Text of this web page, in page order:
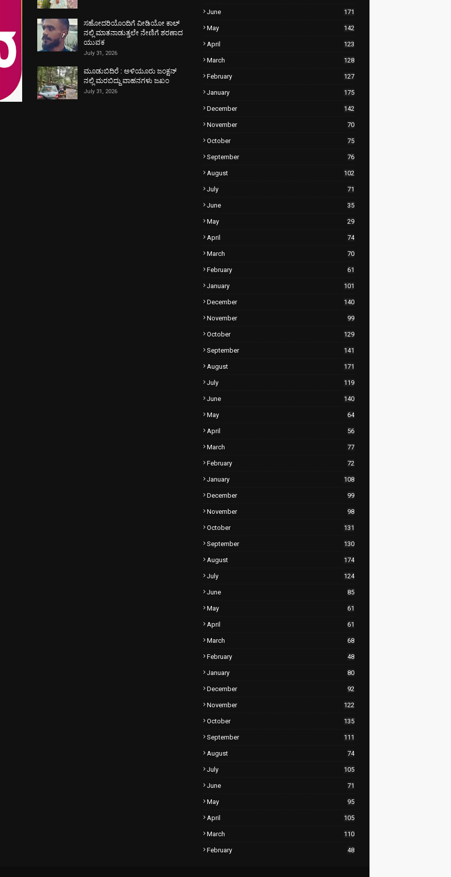
ಸಹೋದರಿಯೊಂದಿಗೆ ವೀಡಿಯೋ ಕಾಲ್
ನಲ್ಲಿ ಮಾತನಾಡುತ್ತಲೇ ನೇಣಿಗೆ ಶರಣಾದ
ಯುವಕ
July 31, 2026
ಮೂಡುಬಿದಿರೆ : ಅಳಿಯೂರು ಜಂಕ್ಷನ್
ನಲ್ಲಿ ಮರಬಿದ್ದು ವಾಹನಗಳು ಜಖಂ
July 31, 2026
June 171
May 142
April 123
March 128
February 127
January 175
December 142
November 70
October 75
September 76
August 102
July 71
June 35
May 29
April 74
March 70
February 61
January 101
December 140
November 99
October 129
September 141
August 171
July 119
June 140
May 64
April 56
March 77
February 72
January 108
December 99
November 98
October 131
September 130
August 174
July 124
June 85
May 61
April 61
March 68
February 48
January 80
December 92
November 122
October 135
September 111
August 74
July 105
June 71
May 95
April 105
March 110
February 48